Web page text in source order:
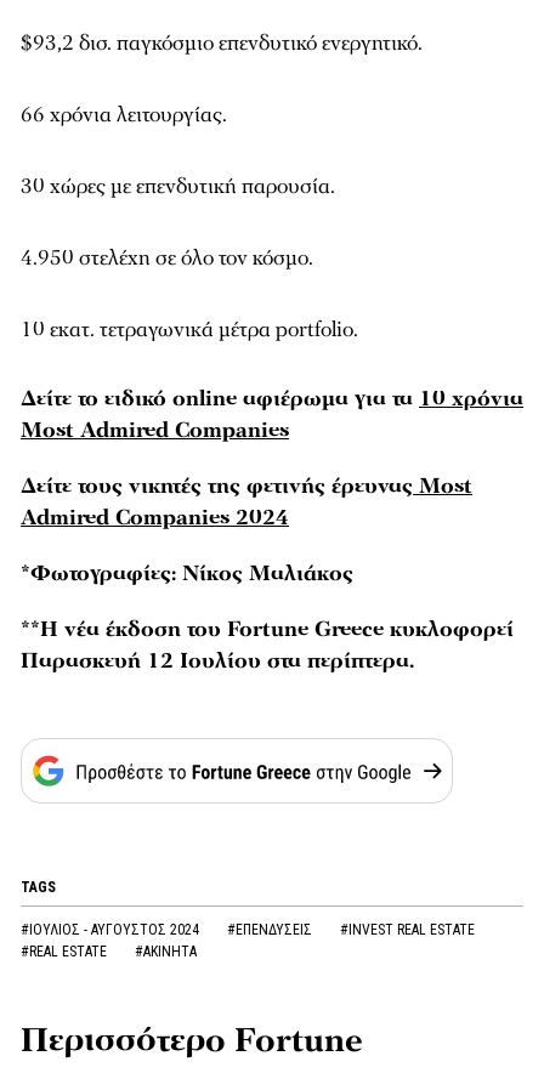
$93,2 δισ. παγκόσμιο επενδυτικό ενεργητικό.
66 χρόνια λειτουργίας.
30 χώρες με επενδυτική παρουσία.
4.950 στελέχη σε όλο τον κόσμο.
10 εκατ. τετραγωνικά μέτρα portfolio.
Δείτε το ειδικό online αφιέρωμα για τα 10 χρόνια
Most Admired Companies
Δείτε τους νικητές της φετινής έρευνας Most
Admired Companies 2024
*Φωτογραφίες: Νίκος Μαλιάκος
**H νέα έκδοση του Fortune Greece κυκλοφορεί
Παρασκευή 12 Ιουλίου στα περίπτερα.
TAGS
#ΙΟΥΛΙΟΣ - ΑΥΓΟΥΣΤΟΣ 2024 #ΕΠΕΝΔΥΣΕΙΣ
#INVEST REAL ESTATE
#REAL ESTATE
#ΑΚΙΝΗΤΑ
Περισσότερο Fortune